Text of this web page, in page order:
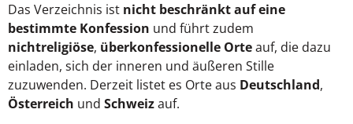
Das Verzeichnis ist nicht beschränkt auf eine
bestimmte Konfession und führt zudem
nichtreligiöse, überkonfessionelle Orteauf, die dazu
einladen, sich der inneren und äußeren Stille
zuzuwenden. Derzeit listet es Orte aus Deutschland,
Österreich und Schweizauf.